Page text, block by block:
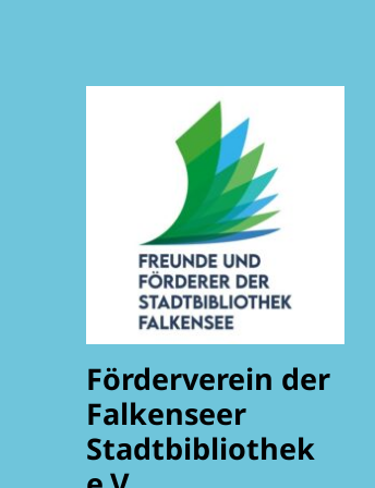
Förderverein der
Falkenseer
Stadtbibliothek